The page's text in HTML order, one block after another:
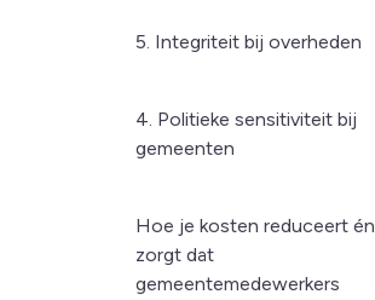
5. Integriteit bij overheden
4. Politieke sensitiviteit bij
gemeenten
Hoe je kosten reduceert én
zorgt dat
gemeentemedewerkers